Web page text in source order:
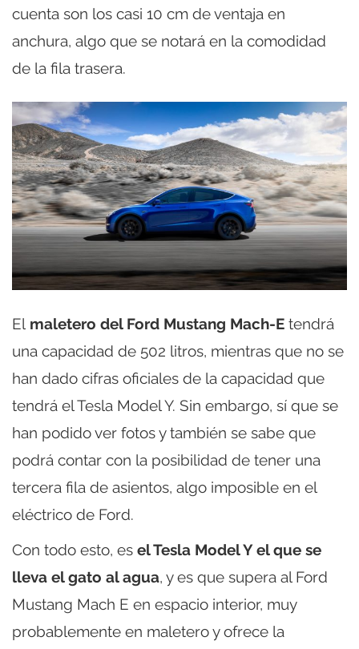
cuenta son los casi 10 cm de ventaja en
anchura, algo que se notará en la comodidad
de la fila trasera.
El maletero del Ford Mustang Mach-E tendrá
una capacidad de 502 litros, mientras que no se
han dado cifras oficiales de la capacidad que
tendrá el Tesla Model Y. Sin embargo, sí que se
han podido ver fotos y también se sabe que
podrá contar con la posibilidad de tener una
tercera fila de asientos, algo imposible en el
eléctrico de Ford.
Con todo esto, es el Tesla Model Y el que se
lleva el gato al agua, y es que supera al Ford
Mustang Mach E en espacio interior, muy
probablemente en maletero y ofrece la